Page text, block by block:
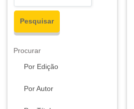
Procurar
Por Edição
Por Autor